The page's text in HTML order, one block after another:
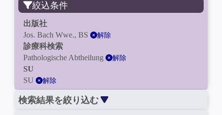
絞込条件
出版社
Jos. Bach Wwe., BS
解除
診療科検索
Pathologische Abtheilung
解除
SU
SU
解除
検索結果を絞り込む